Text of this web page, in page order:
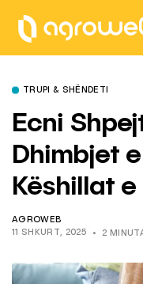
TRUPI & SHËNDETI
Ecni
Dhimbjet
Këshillat
AGROWEB
11 SHKURT, 2025
2